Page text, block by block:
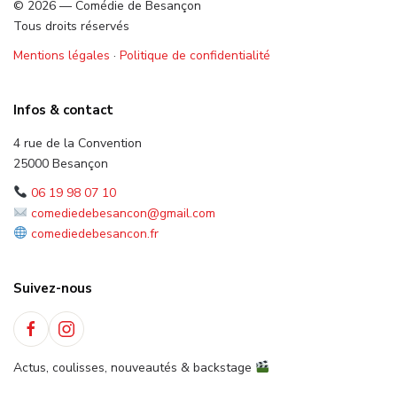
© 2026 — Comédie de Besançon
Tous droits réservés
Mentions légales · Politique de confidentialité
Infos & contact
4 rue de la Convention
25000 Besançon
06 19 98 07 10
comediedebesancon@gmail.com
comediedebesancon.fr
Suivez-nous
Actus, coulisses, nouveautés & backstage